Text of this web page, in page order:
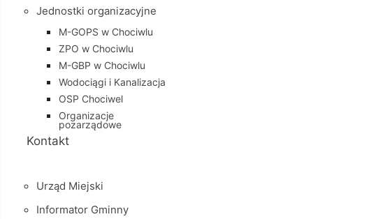
Jednostki organizacyjne
M-GOPS w Chociwlu
ZPO w Chociwlu
M-GBP w Chociwlu
Wodociągi i Kanalizacja
OSP Chociwel
Organizacje
pozarządowe
Kontakt
Urząd Miejski
Informator Gminny